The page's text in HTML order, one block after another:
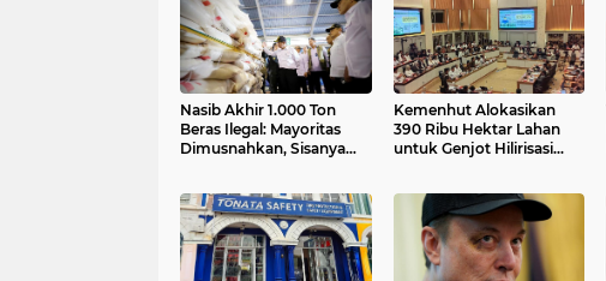
Nasib Akhir 1.000 Ton
Beras Ilegal: Mayoritas
Dimusnahkan, Sisanya
Kemenhut Alokasikan
390 Ribu Hektar Lahan
untuk Genjot Hilirisasi